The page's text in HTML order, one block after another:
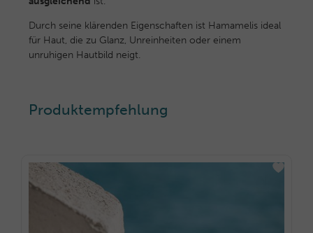
Durch seine klärenden Eigenschaften ist Hamamelis ideal
für Haut, die zu Glanz, Unreinheiten oder einem
unruhigen Hautbild neigt.
Produktempfehlung